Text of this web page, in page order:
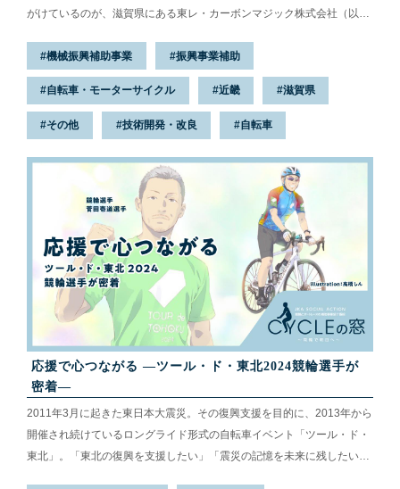
がけているのが、滋賀県にある東レ・カーボンマジック株式会社（以
存在になることを目指す「HPCJC」と共に開発を進めている事業で
す。この活動を支援しているのが、競輪とオートレースの補助事業で
す。
機械振興補助事業 振興事業補助
自転車・モーターサイクル 近畿 滋賀県
その他 技術開発・改良 自転車
応援で心つながる ―ツール・ド・東北2024競輪選手が
密着―
2011年3月に起きた東日本大震災。その復興支援を目的に、2013年から
開催され続けているロングライド形式の自転車イベント「ツール・ド・
東北」。「東北の復興を支援したい」「震災の記憶を未来に残したい」